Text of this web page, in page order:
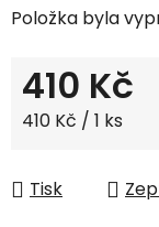
Položka byla
410 Kč
Měrná cena:
410 Kč / 1 ks
Tisk